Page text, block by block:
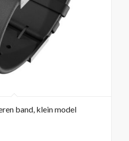
band, klein model